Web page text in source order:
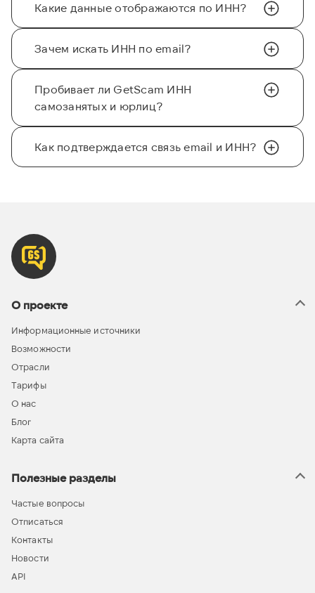
Какие данные отображаются по ИНН?
Зачем искать ИНН по email?
Пробивает ли GetScam ИНН
самозанятых и юрлиц?
Как подтверждается связь email и ИНН?
О проекте
Информационные источники
Возможности
Отрасли
Тарифы
О нас
Блог
Карта сайта
Полезные разделы
Частые вопросы
Отписаться
Контакты
Новости
API